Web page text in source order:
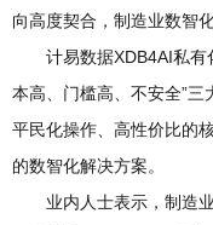
向高度契合，制造业数智
计易数据XDB4AI私
本高、门槛高、不安全”三
平民化操作、高性价比的
的数智化解决方案。
业内人士表示，制造